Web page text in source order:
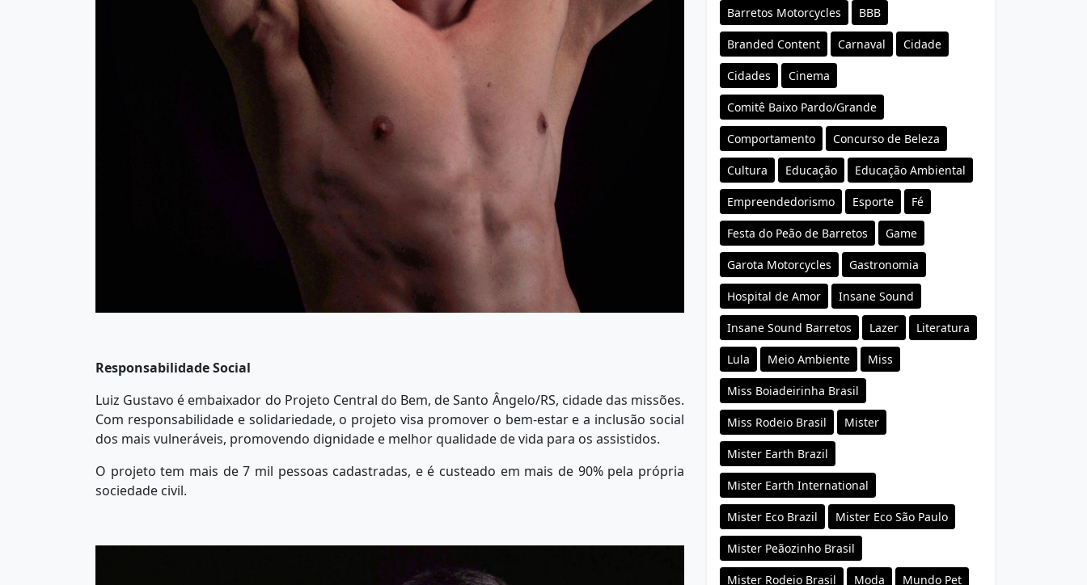
Responsabilidade Social
Luiz Gustavo é embaixador do Projeto Central do Bem, de Santo Ângelo/RS, cidade das missões.
Com responsabilidade e solidariedade, o projeto visa promover o bem-estar e a inclusão social
dos mais vulneráveis, promovendo dignidade e melhor qualidade de vida para os assistidos.
O projeto tem mais de 7 mil pessoas cadastradas, e é custeado em mais de 90% pela própria
sociedade civil.
Barretos Motorcycles BBB
Branded Content Carnaval Cidade
Cidades Cinema
Comitê Baixo Pardo/Grande
Comportamento Concurso de Beleza
Cultura Educação Educação Ambiental
Empreendedorismo Esporte Fé
Festa do Peão de Barretos Game
Garota Motorcycles Gastronomia
Hospital de Amor Insane Sound
Insane Sound Barretos Lazer Literatura
Lula Meio Ambiente Miss
Miss Boiadeirinha Brasil
Miss Rodeio Brasil Mister
Mister Earth Brazil
Mister Earth International
Mister Eco Brazil Mister Eco São Paulo
Mister Peãozinho Brasil
Mister Rodeio Brasil Moda Mundo Pet